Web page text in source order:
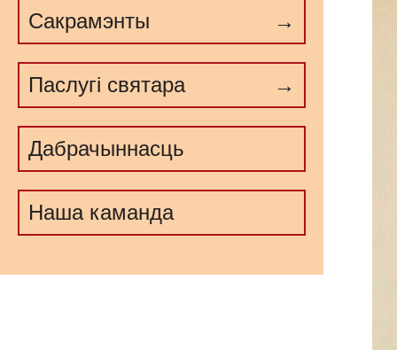
Сакрамэнты
Паслугі cвятара
Дабрачыннасць
Наша каманда